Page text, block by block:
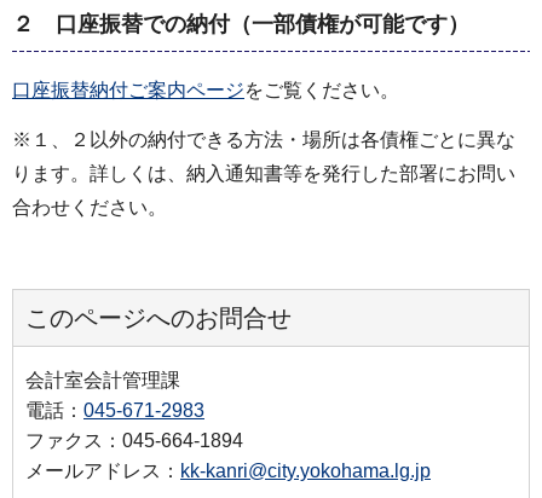
２ 口座振替での納付（一部債権が可能です）
口座振替納付ご案内ページをご覧ください。
※１、２以外の納付できる方法・場所は各債権ごとに異な
ります。詳しくは、納入通知書等を発行した部署にお問い
合わせください。
このページへのお問合せ
会計室会計管理課
電話： 045-671-2983
ファクス：045-664-1894
メールアドレス： kk-kanri@city.yokohama.lg.jp